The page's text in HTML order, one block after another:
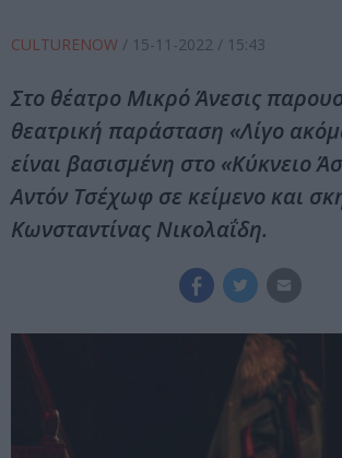
CULTURENOW / 15-11-2022 / 15:43
Στο θέατρο Μικρό Άνεσις
θεατρική παράσταση «Λίγο
είναι βασισμένη στο «Κύκνειο
Αντόν Τσέχωφ σε κείμενο και
Κωνσταντίνας Νικολαΐδη.